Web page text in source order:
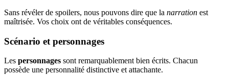
Sans révéler de spoilers, nous pouvons dire que la narration est
maîtrisée. Vos choix ont de véritables conséquences.
Scénario et personnages
Les personnages sont remarquablement bien écrits. Chacun
possède une personnalité distinctive et attachante.